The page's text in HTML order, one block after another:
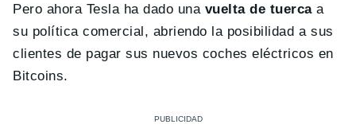
Pero ahora Tesla ha dado una vuelta de tuercaa
su política comercial, abriendo la posibilidad a sus
clientes de pagar sus nuevos coches eléctricos en
Bitcoins.